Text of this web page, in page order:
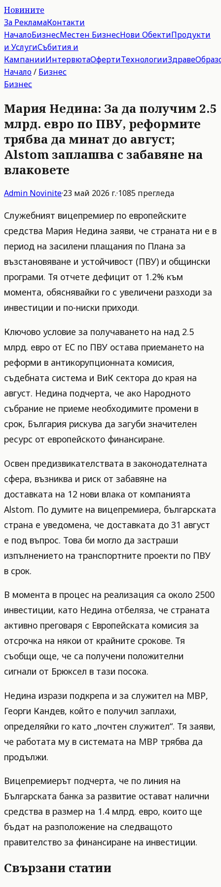
Новините
За РекламаКонтакти
НачалоБизнесМестен БизнесНови ОбектиПродукти
и УслугиСъбития и
КампанииИнтервютаОфертиТехнологииЗдраве
Начало/ Бизнес
Бизнес
Мария Недина: За да получим 2.5
млрд. евро по ПВУ, реформите
трябва да минат до август;
Alstom заплашва с забавяне на
влаковете
Admin Novinite·23 май 2026 г.·1085 прегледа
Служебният вицепремиер по европейските
средства Мария Недина заяви, че страната ни е в
период на засилени плащания по Плана за
възстановяване и устойчивост (ПВУ) и общински
програми. Тя отчете дефицит от 1.2% към
момента, обяснявайки го с увеличени разходи за
инвестиции и по-ниски приходи.
Ключово условие за получаването на над 2.5
млрд. евро от ЕС по ПВУ остава приемането на
реформи в антикорупционната комисия,
съдебната система и ВиК сектора до края на
август. Недина подчерта, че ако Народното
събрание не приеме необходимите промени в
срок, България рискува да загуби значителен
ресурс от европейското финансиране.
Освен предизвикателствата в законодателната
сфера, възниква и риск от забавяне на
доставката на 12 нови влака от компанията
Alstom. По думите на вицепремиера, българската
страна е уведомена, че доставката до 31 август
е под въпрос. Това би могло да застраши
изпълнението на транспортните проекти по ПВУ
в срок.
В момента в процес на реализация са около 2500
инвестиции, като Недина отбеляза, че страната
активно преговаря с Европейската комисия за
отсрочка на някои от крайните срокове. Тя
съобщи още, че са получени положителни
сигнали от Брюксел в тази посока.
Недина изрази подкрепа и за служител на МВР,
Георги Кандев, който е получил заплахи,
определяйки го като „почтен служител“. Тя заяви,
че работата му в системата на МВР трябва да
продължи.
Вицепремиерът подчерта, че по линия на
Българската банка за развитие остават налични
средства в размер на 1.4 млрд. евро, които ще
бъдат на разположение на следващото
правителство за финансиране на инвестиции.
Свързани статии